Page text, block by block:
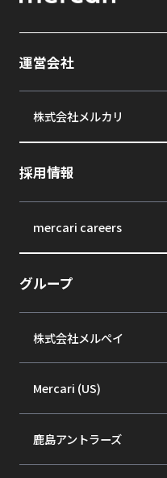
運営会社
株式会社メルカリ
採用情報
mercari careers
グループ
株式会社メルペイ
Mercari (US)
鹿島アントラーズ